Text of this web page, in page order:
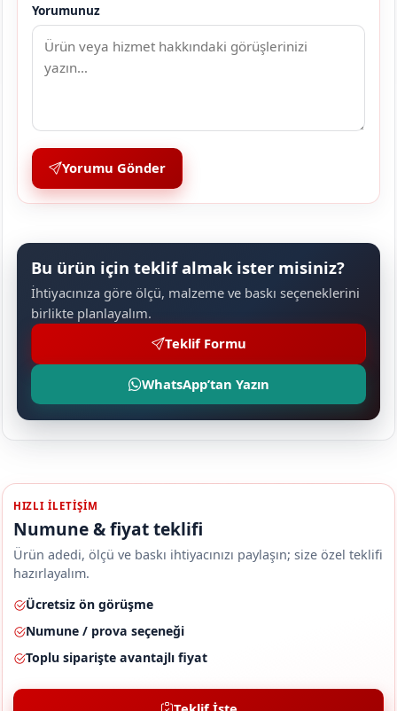
Yorumunuz
Yorumu Gönder
Bu ürün için teklif almak ister misiniz?
İhtiyacınıza göre ölçü, malzeme ve baskı seçeneklerini
birlikte planlayalım.
Teklif Formu
WhatsApp’tan Yazın
HIZLI ILETIŞIM
Numune & fiyat teklifi
Ürün adedi, ölçü ve baskı ihtiyacınızı paylaşın; size özel teklifi
hazırlayalım.
Ücretsiz ön görüşme
Numune / prova seçeneği
Toplu siparişte avantajlı fiyat